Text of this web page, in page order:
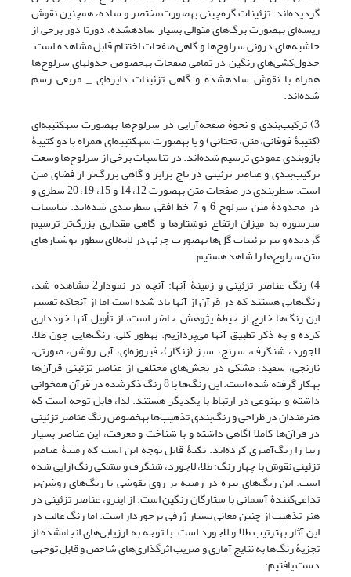
گردیده‌اند. تزئینات گره‌چینی به‎صورت مختصر و ساده، همچنین نقوش
ریسه‌ای به‎صورت برگ‌های متوالی بسیار ساده‎شده، دورتا دور برخی از
حاشیه‌های درونی سرلوح‌ها و گاهی صفحات اختتام قابل مشاهده است.
جدول‌کشی‌های رنگین در تمامی صفحات به‎خصوص جدول‎های سرلوح‌ها
همراه با نقوش ساده‎شده و گاهی تزئینات دایره‌ای _ مربعی رسم
شده‌ا‌ند.
3) ترکیب‌بندی و نحوۀ صفحه‌آرایی در سرلوح‌ها به‎صورت سه‎کتیبه‌ای
(کتیبۀ فوقانی، متن، تحتانی) و یا به‎صورت سه‎کتیبه‌ای همراه با دو کتیبۀ
بازوبندی عمودی ترسیم شده‌اند. در تناسبات برخی از سرلوح‌ها وسعت
ترکیب‌بندی و عناصر تزئینی در تاج برابر و گاهی بزرگ‌تر از فضای متن
است. سطربندی در صفحات متن به‎صورت 12، 14 و 15، 19، 20 سطری و
در محدودۀ متن سرلوح 6 و 7 خط افقی سطربندی شده‌اند. تناسبات
سرسوره به میزان ارتفاع نوشتارها و گاهی مقداری بزرگ‌تر ترسیم
گردیده و نیز تزئینات گل‌ها به‎صورت جزئی در لابه‌لای سطور نوشتارهای
متن سرلوح‌ها را شاهد هستیم.
4) رنگ عناصر تزئینی و زمینۀ آنها: آنچه در نمودار2 مشاهده شد،
رنگ‌هایی هستند که در قرآن از آنها یاد شده است اما از آنجاکه تفسیر
این رنگ‌ها خارج از حیطۀ پژوهش حاضر است، از تأویل‌ آنها خودداری
کرده و به ذکر تطبیق آنها می‌پردازیم. به‎طور کلی، رنگ‌هایی چون طلا،
لاجورد، شنگرف، سرنج، سبز (زنگار)، فیروزه‌ای، آبی روشن، صورتی،
نارنجی، سفید، مشکی در بخش‌های مختلفی از عناصر تزئینی قرآن‌ها
به‎کار گرفته شده است. این رنگ‌ها با 8 رنگ ذکرشده در قرآن همخوانی
داشته و به‎نوعی در ارتباط با یکدیگر هستند. لذا، قابل توجه است که
هنرمندان در طراحی و رنگ‌بندی تذهیب‌ها به‎خصوص رنگ عناصر تزئینی
در قرآن‌ها کاملا آگاهی داشته و با شناخت و معرفت، این عناصر بسیار
زیبا را رنگ‌آمیزی کرده‌اند. نکتۀ قابل توجه این است که زمینۀ عناصر
تزئینی نقوش با چهار رنگ: طلا، لاجورد، شنگرف و مشکی رنگ‌آرایی شده
است. این رنگ‌های تیره در زمینه بر روی نقوشی با رنگ‌های روشن‌تر
تداعی‌کنندۀ آسمانی با ستارگان رنگین است. از این‎رو، عناصر تزئینی در
هنر تذهیب از چنین معانی بسیار ژرفی برخوردار است. اما رنگ غالب در
این آثار به‎ترتیب طلا و لاجورد است. با توجه به ارزیابی‌های انجام‎شده از
تجزیۀ رنگ‌ها به نتایج آماری و ضریب اثرگذاری‌های شاخص و قابل توجهی
دست یافتیم: